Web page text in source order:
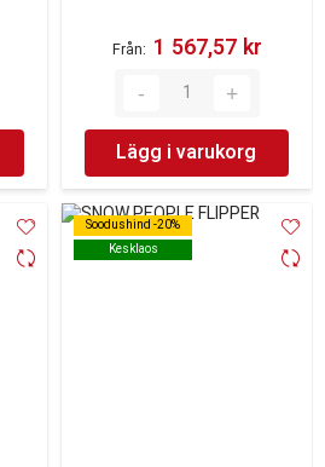
Från 1 567,57 kr‎
Lägg i varukorg
Soodushind -20%
Kesklaos
Soodushind -20%
Kesklaos